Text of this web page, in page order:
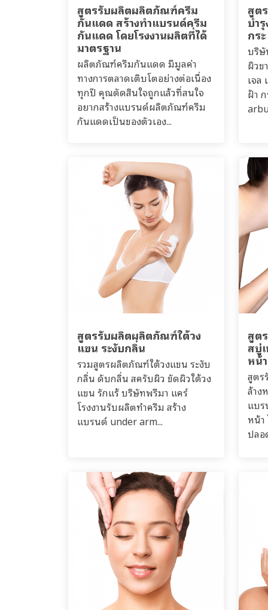
สูตรรับผลิตผลิตภัณฑ์ครีม
กันแดด สร้างทำแบรนด์ครีม
กันแดด โดยโรงงานผลิตที่ได้
มาตรฐาน
ผลิตภัณฑ์ครีมกันแดด มีมูลค่า
ทางการตลาดเติบโตอย่างต่อเนื่อง
ทุกปี คุณตัดสินใจถูกแล้วที่สนใจ
อยากสร้างแบรนด์ผลิตภัณฑ์ครีม
กันแดดเป็นของตัวเอง...
สูต
บำ
กร
บริษั
ผิวข
เจล
ฝ้า
สูตรรับผลิตผลิตภัณฑ์ใต้วง
แขน ระงับกลิ่น
รวมสูตรผลิตภัณฑ์ใต้วงแขน ระงับ
กลิ่น ดับกลิ่น สครับผิว ขัดผิวใต้วง
แขน รักแร้ บริษัทพรีมา แคร์
โรงงานรับผลิตทำครีม สร้าง
แบรนด์ under arm...
สูต
สบู่
หน้
สูตร
ล้าง
แบร
หน้า
ปลอ